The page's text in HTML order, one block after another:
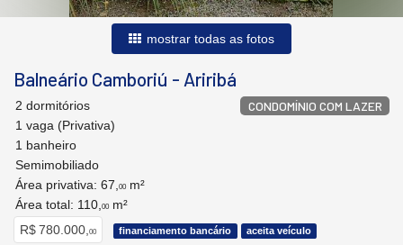
mostrar todas as fotos
Balneário Camboriú - Ariribá
CONDOMÍNIO COM LAZER
2 dormitórios
1 vaga (Privativa)
1 banheiro
Semimobiliado
Área privativa: 67, 00 m²
Área total: 110, 00 m²
R$ 780.000, 00 financiamento bancário aceita veículo